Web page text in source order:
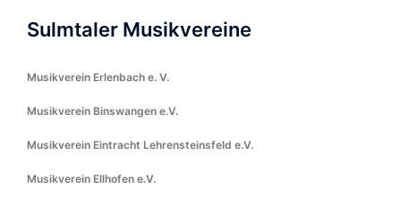
Sulmtaler Musikvereine
Musikverein Erlenbach e. V.
Musikverein Binswangen e.V.
Musikverein Eintracht Lehrensteinsfeld e.V.
Musikverein Ellhofen e.V.